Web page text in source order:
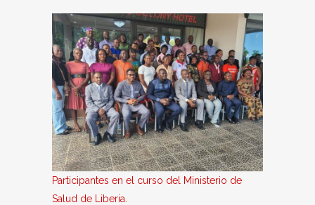
Participantes en el curso del Ministerio de
Salud de Liberia.